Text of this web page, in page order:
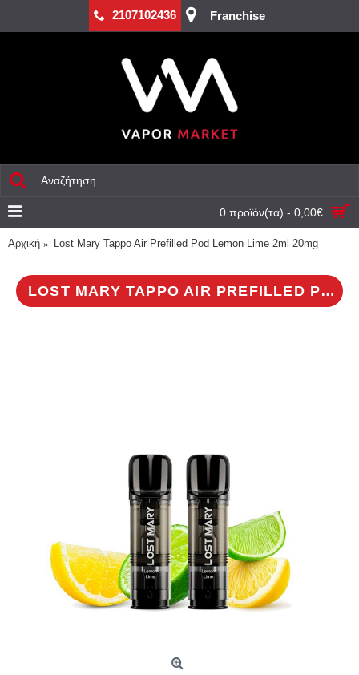
2107102436 Franchise
0 προϊόν(τα) - 0,00€
Αρχική Lost Mary Tappo Air Prefilled Pod Lemon Lime 2ml 20mg
LOST MARY TAPPO AIR PREFILLED POD LEMON LIME 2ML 20MG